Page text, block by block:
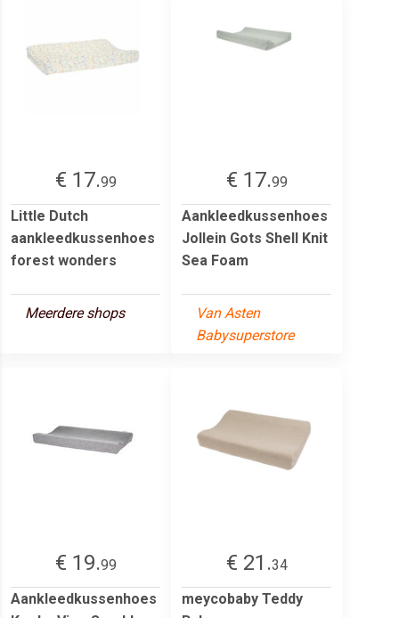
€ 17.99
Little Dutch
aankleedkussenhoes
forest wonders
Meerdere shops
€ 17.99
Aankleedkussenhoes
Jollein Gots Shell Knit
Sea Foam
Van Asten
Babysuperstore
€ 19.99
Aankleedkussenhoes
€ 21.34
meycobaby Teddy